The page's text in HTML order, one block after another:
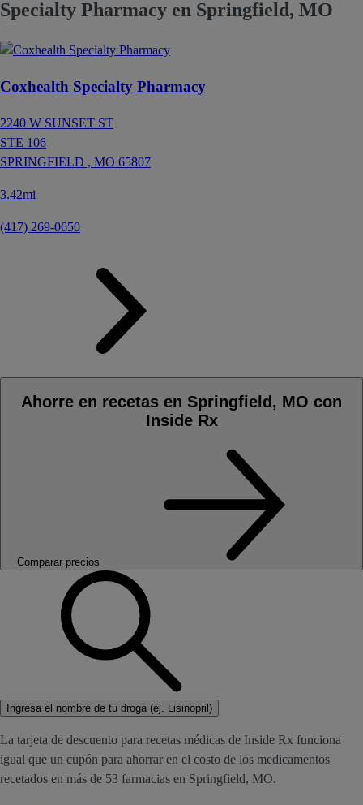
Specialty Pharmacy en Springfield, MO
Coxhealth Specialty Pharmacy
2240 W SUNSET ST
STE 106
SPRINGFIELD , MO 65807
3.42mi
(417) 269-0650
Ahorre en recetas en Springfield, MO con
Inside Rx
Comparar precios
Ingresa el nombre de tu droga (ej. Lisinopril)
La tarjeta de descuento para recetas médicas de Inside Rx funciona
igual que un cupón para ahorrar en el costo de los medicamentos
recetados en más de 53 farmacias en Springfield, MO.